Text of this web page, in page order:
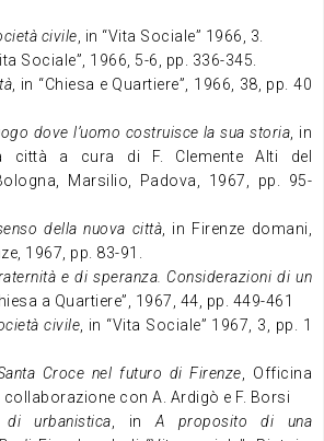
civile, in “Vita Sociale” 1966, 3.
Sociale”, 1966, 5-6, pp. 336-345.
, in “Chiesa e Quartiere”, 1966, 38, pp. 40
dove l’uomo costruisce la sua storia, in
città a cura di F. Clemente Alti del
Marsilio, Padova, 1967, pp. 95-
della nuova città, in Firenze domani,
1967, pp. 83-91.
e di speranza. Considerazioni di un
a Quartiere”, 1967, 44, pp. 449-461
civile, in “Vita Sociale” 1967, 3, pp. 1
Croce nel futuro di Firenze, Officina
collaborazione con A. Ardigò e F. Borsi
di urbanistica, inA proposito di una